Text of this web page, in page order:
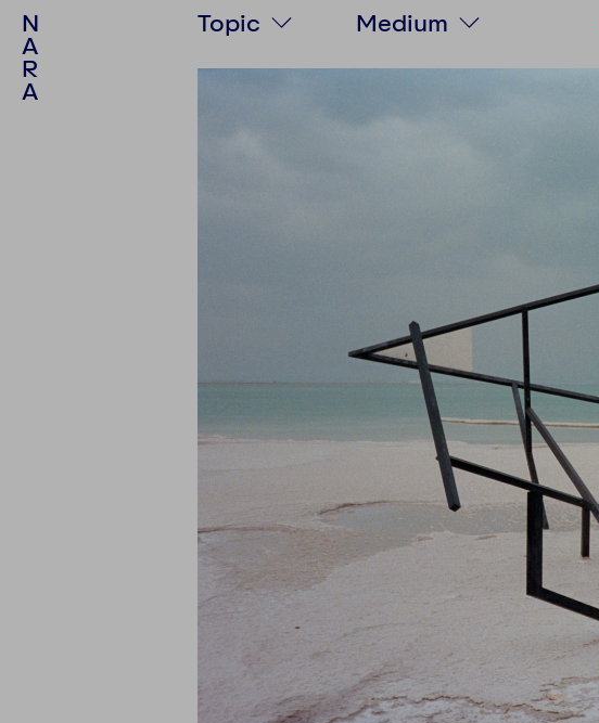
N
A
R
A
Topic
Society
Medium
Text